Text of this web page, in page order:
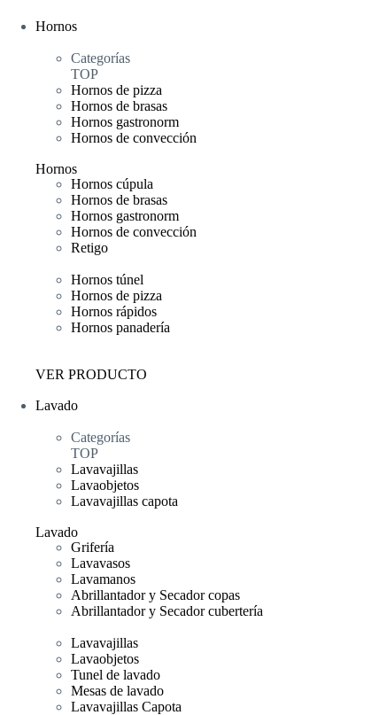
Hornos
Categorías
TOP
Hornos de pizza
Hornos de brasas
Hornos gastronorm
Hornos de convección
Hornos
Hornos cúpula
Hornos de brasas
Hornos gastronorm
Hornos de convección
Retigo
Hornos túnel
Hornos de pizza
Hornos rápidos
Hornos panadería
VER PRODUCTO
Lavado
Categorías
TOP
Lavavajillas
Lavaobjetos
Lavavajillas capota
Lavado
Grifería
Lavavasos
Lavamanos
Abrillantador y Secador copas
Abrillantador y Secador cubertería
Lavavajillas
Lavaobjetos
Tunel de lavado
Mesas de lavado
Lavavajillas Capota